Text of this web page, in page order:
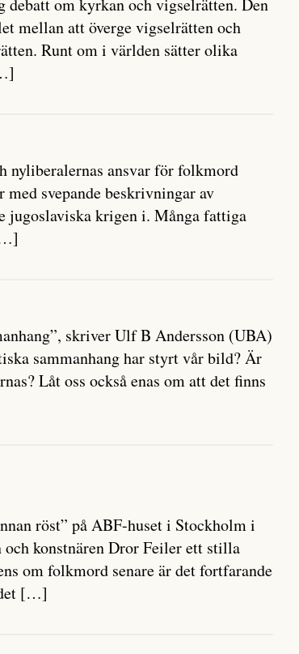
debatt om kyrkan och vigselrätten. Den
mellan att överge vigselrätten och
Runt om i världen sätter olika
nyliberalernas ansvar för folkmord
svepande beskrivningar av
jugoslaviska krigen i. Många fattiga
skriver Ulf B Andersson (UBA)
sammanhang har styrt vår bild? Är
Låt oss också enas om att det finns
röst” på ABF-huset i Stockholm i
och konstnären Dror Feiler ett stilla
om folkmord senare är det fortfarande
[…]